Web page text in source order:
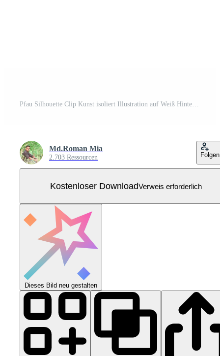
Pfau Silhouette Clip Kunst isoliert Illustration auf Weiß Hintergrund Kostenloser Vektor
Md.Roman Mia
2.703 Ressourcen Folgen
Kostenloser DownloadVerweis erforderlich
Dieses Bild neu gestalten